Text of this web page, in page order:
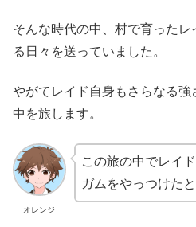
そんな時代の中、村で育った
る日々を送っていました。
やがてレイド自身もさらなる
中を旅します。
オレンジ
この旅の中でレイ
ガムをやっつけた